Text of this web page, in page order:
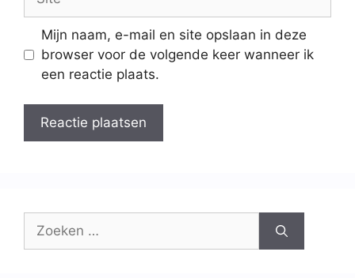
Mijn naam, e-mail en site opslaan in deze
browser voor de volgende keer wanneer ik
een reactie plaats.